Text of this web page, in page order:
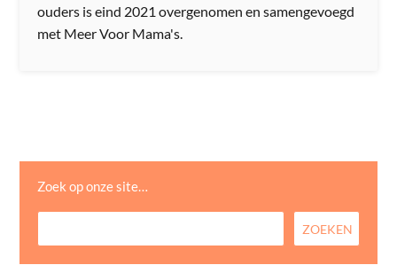
ouders is eind 2021 overgenomen en samengevoegd
met Meer Voor Mama's.
Zoek op onze site…